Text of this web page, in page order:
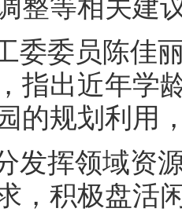
整等相关建
委委员陈佳
指出近年学
的规划利用
发挥领域资
，积极盘活